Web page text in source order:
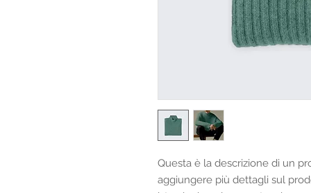
Questa è la descrizione di un
aggiungere più dettagli sul